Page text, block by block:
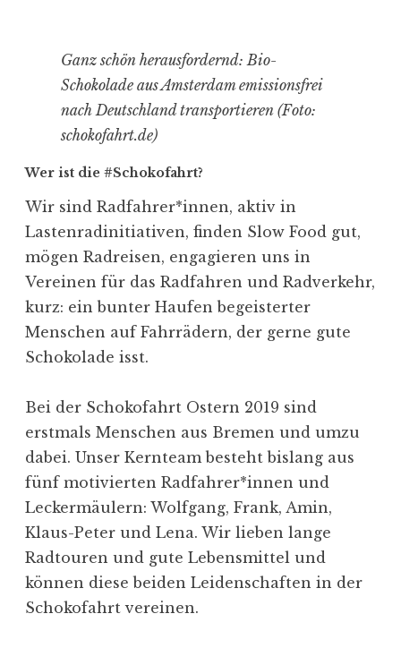
Ganz schön herausfordernd: Bio-
Schokolade aus Amsterdam emissionsfrei
nach Deutschland transportieren (Foto:
schokofahrt.de)
Wer ist die #Schokofahrt?
Wir sind Radfahrer*innen, aktiv in
Lastenradinitiativen, finden Slow Food gut,
mögen Radreisen, engagieren uns in
Vereinen für das Radfahren und Radverkehr,
kurz: ein bunter Haufen begeisterter
Menschen auf Fahrrädern, der gerne gute
Schokolade isst.
Bei der Schokofahrt Ostern 2019 sind
erstmals Menschen aus Bremen und umzu
dabei. Unser Kernteam besteht bislang aus
fünf motivierten Radfahrer*innen und
Leckermäulern: Wolfgang, Frank, Amin,
Klaus-Peter und Lena. Wir lieben lange
Radtouren und gute Lebensmittel und
können diese beiden Leidenschaften in der
Schokofahrt vereinen.